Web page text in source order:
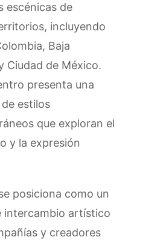
escénicas de
incluyendo
Baja
Ciudad de México.
presenta una
estilos
que exploran el
y la expresión
posiciona como un
intercambio artístico
y creadores